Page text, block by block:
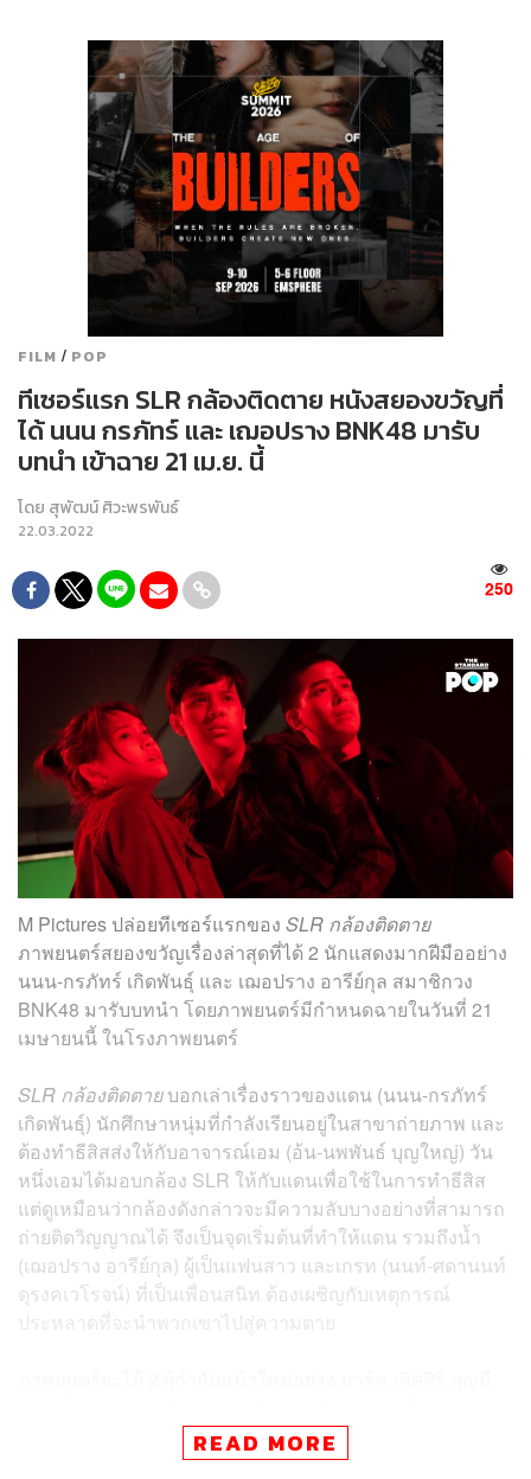
FILM / POP
ทีเซอร์แรก SLR กล้องติดตาย หนังสยองขวัญที่
ได้ นนน กรภัทร์ และ เฌอปราง BNK48 มารับ
บทนำ เข้าฉาย 21 เม.ย. นี้
โดย สุพัฒน์ ศิวะพรพันธ์
22.03.2022
250
M Pictures ปล่อยทีเซอร์แรกของ SLR กล้องติดตาย
ภาพยนตร์สยองขวัญเรื่องล่าสุดที่ได้ 2 นักแสดงมากฝีมืออย่าง
นนน-กรภัทร์ เกิดพันธุ์ และ เฌอปราง อารีย์กุล สมาชิกวง
BNK48 มารับบทนำ โดยภาพยนตร์มีกำหนดฉายในวันที่ 21
เมษายนนี้ ในโรงภาพยนตร์
SLR กล้องติดตายบอกเล่าเรื่องราวของแดน (นนน-กรภัทร์
เกิดพันธุ์) นักศึกษาหนุ่มที่กำลังเรียนอยู่ในสาขาถ่ายภาพ และ
ต้องทำธีสิสส่งให้กับอาจารณ์เอม (อ้น-นพพันธ์ บุญใหญ่) วัน
หนึ่งเอมได้มอบกล้อง SLR ให้กับแดนเพื่อใช้ในการทำธีสิส
แต่ดูเหมือนว่ากล้องดังกล่าวจะมีความลับบางอย่างที่สามารถ
ถ่ายติดวิญญาณได้ จึงเป็นจุดเริ่มต้นที่ทำให้แดน รวมถึงน้ำ
(เฌอปราง อารีย์กุล) ผู้เป็นแฟนสาว และเกรท (นนท์-ศดานนท์
ดุรงคเวโรจน์) ที่เป็นเพื่อนสนิท ต้องเผชิญกับเหตุการณ์
ประหลาดที่จะนำพวกเขาไปสู่ความตาย
สยองในครั้งนี้ โดยได้ผู้กำกับมากฝีมืออย่าง โขม-ก้องเกียรติ
โขมศิริ เจ้าของผลงานลองของ(2548) มาดูแลในตำแหน่ง
READ MORE